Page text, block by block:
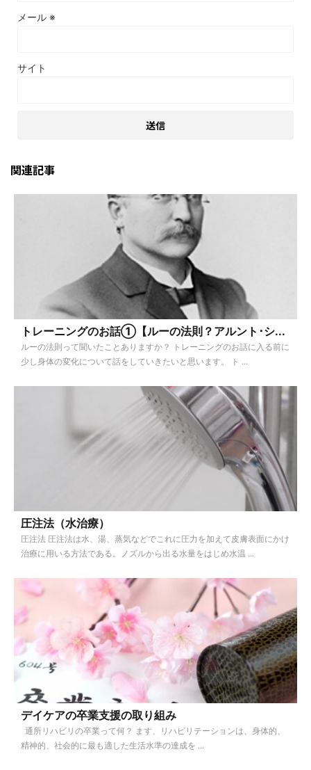
メール ※
サイト
関連記事
トレーニングのお話①【ルーの法則？アルント･シ...
ルーの法則って聞いたことありますか？ トレーニングのお話に入る前に
少し身体の変化について話をしていきたいと思います。 ト ...
圧注法（水治療）
圧注法 圧注法は水、湯、蒸気などでこれに圧力を加えて皮膚表面にかけ
治療に用いる方法である。ノズルから出る水量をはじめ水温 ...
デイケアの卒業支援の取り組み
通所リハビリの卒業って何？ ます、リハビリテーションは、身体的、
精神的、社会的に最も適した生活水準の達成を ...